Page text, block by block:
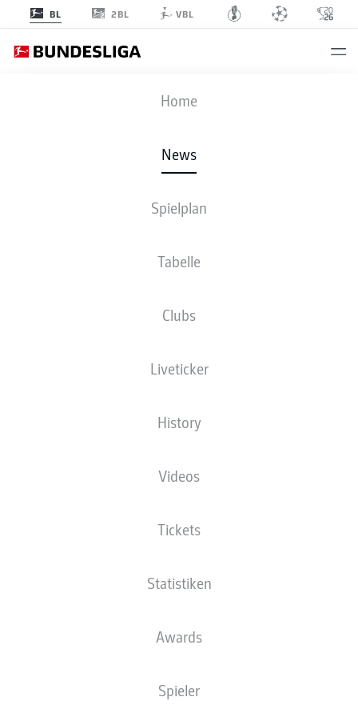
BL 2BL VBL
Home
News
Spielplan
Tabelle
Clubs
Liveticker
History
Videos
Tickets
Statistiken
Awards
Spieler
- © IMAGO/Oliver Vogler
1. FSV MAINZ 05 HOLT
HAMBURGER SV